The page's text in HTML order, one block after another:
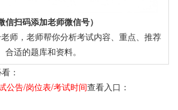
信扫码添加老师微信号）
师，老师帮你分析考试内容、重点、推荐
合适的题库和资料。
：
公告/岗位表/考试时间查看入口：